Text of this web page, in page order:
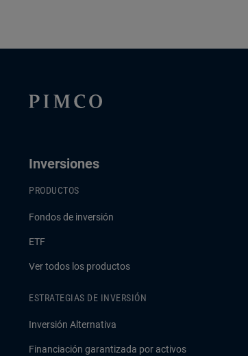
Inversiones
PRODUCTOS
Fondos de inversión
ETF
Ver todos los productos
ESTRATEGIAS DE INVERSIÓN
Inversión Alternativa
Financiación garantizada por activos